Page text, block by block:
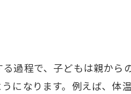
過程で、子どもは親から
になります。例えば、体